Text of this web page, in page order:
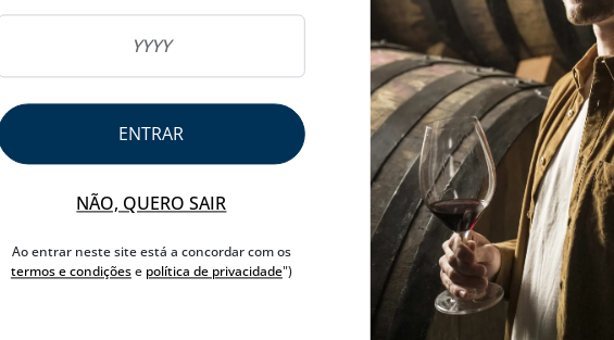
ENTRAR
NÃO, QUERO SAIR
Ao entrar neste site está a concordar com os
termos e condiçõese política de privacidade")